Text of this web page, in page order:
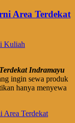
Area Terdekat
Kuliah
Indramayu
ingin sewa produk
hanya menyewa